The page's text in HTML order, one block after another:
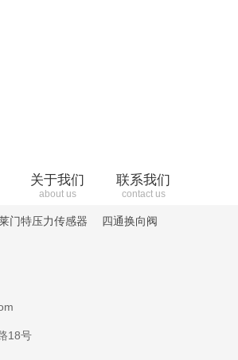
关于我们
about us
联系我们
contact us
门特压力传感器 四通换向阀
18号